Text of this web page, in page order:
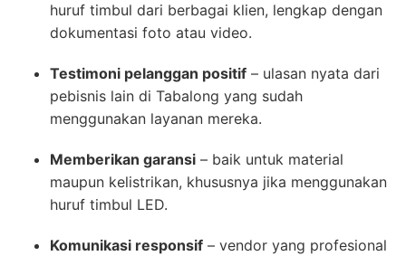
huruf timbul dari berbagai klien, lengkap dengan
dokumentasi foto atau video.
Testimoni pelanggan positif – ulasan nyata dari
pebisnis lain di Tabalong yang sudah
menggunakan layanan mereka.
Memberikan garansi – baik untuk material
maupun kelistrikan, khususnya jika menggunakan
huruf timbul LED.
Komunikasi responsif – vendor yang profesional